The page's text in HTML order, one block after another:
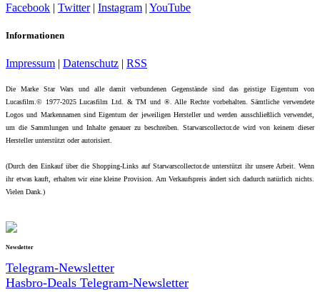
Facebook | Twitter| Instagram | YouTube
Informationen
Impressum | Datenschutz | RSS
Die Marke Star Wars und alle damit verbundenen Gegenstände sind das geistige Eigentum von
Lucasfilm.© 1977-2025 Lucasfilm Ltd. & TM und ®. Alle Rechte vorbehalten. Sämtliche verwendete
Logos und Markennamen sind Eigentum der jeweiligen Hersteller und werden ausschließlich verwendet,
um die Sammlungen und Inhalte genauer zu beschreiben. Starwarscollector.de wird von keinem dieser
Hersteller unterstützt oder autorisiert.
(Durch den Einkauf über die Shopping-Links auf Starwarscollector.de unterstützt ihr unsere Arbeit. Wenn
ihr etwas kauft, erhalten wir eine kleine Provision. Am Verkaufspreis ändert sich dadurch natürlich nichts.
Vielen Dank.)
Newsletter
Telegram-Newsletter
Hasbro-Deals Telegram-Newsletter